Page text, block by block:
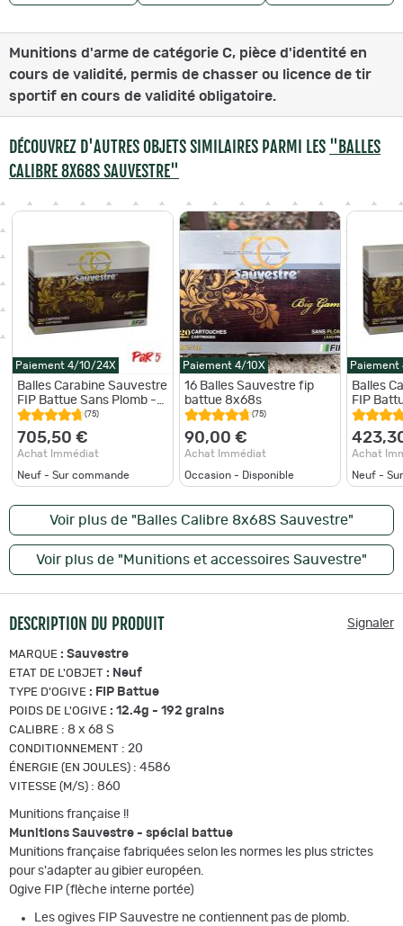
Munitions d'arme de catégorie C, pièce d'identité en
cours de validité, permis de chasser ou licence de tir
sportif en cours de validité obligatoire.
DÉCOUVREZ D'AUTRES OBJETS SIMILAIRES PARMI LES "BALLES
CALIBRE 8X68S SAUVESTRE"
Paiement 4/10/24X
Balles Carabine Sauvestre
FIP Battue Sans Plomb -
8x68S / Par 5
(75)
705,50 €
Achat Immédiat
Neuf - Sur commande
Paiement 4/10X
16 Balles Sauvestre fip
battue 8x68s
(75)
90,00 €
Achat Immédiat
Occasion - Disponible
Paiement
Balles
FIP
8x68S /
Achat
Neuf -
Voir plus de "Balles Calibre 8x68S Sauvestre"
Voir plus de "Munitions et accessoires Sauvestre"
DESCRIPTION DU PRODUIT Signaler
MARQUE : Sauvestre
ETAT DE L'OBJET : Neuf
TYPE D'OGIVE : FIP Battue
POIDS DE L'OGIVE : 12.4g - 192 grains
CALIBRE : 8 x 68 S
CONDITIONNEMENT : 20
ÉNERGIE (EN JOULES) : 4586
VITESSE (M/S) : 860
Munitions française !!
Munitions Sauvestre - spécial battue
Munitions française fabriquées selon les normes les plus strictes
pour s'adapter au gibier européen.
Ogive FIP (flèche interne portée)
Les ogives FIP Sauvestre ne contiennent pas de plomb.